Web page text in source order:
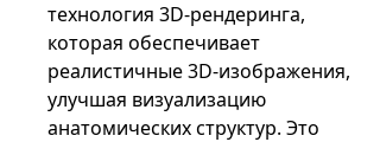
технология 3D-рендеринга,
которая обеспечивает
реалистичные 3D-изображения,
улучшая визуализацию
анатомических структур. Это